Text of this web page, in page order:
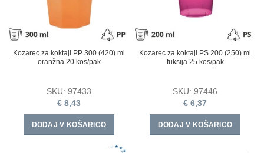
Kozarec za koktajl PP 300 (420) ml
oranžna 20 kos/pak
SKU: 97433
€ 8,43
DODAJ V KOŠARICO
Kozarec za koktajl PS 200 (250) ml
fuksija 25 kos/pak
SKU: 97446
€ 6,37
DODAJ V KOŠARICO